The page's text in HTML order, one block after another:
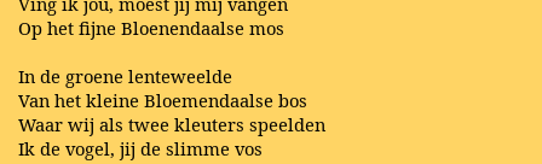
Op het fijne Bloenendaalse mos
In de groene lenteweelde
Van het kleine Bloemendaalse bos
Waar wij als twee kleuters speelden
Ik de vogel, jij de slimme vos